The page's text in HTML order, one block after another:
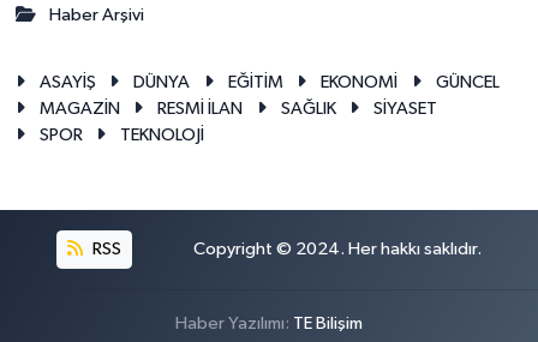
Haber Arşivi
ASAYİŞ DÜNYA EĞİTİM EKONOMİ
GÜNCEL
MAGAZİN
RESMİ İLAN SAĞLIK
SİYASET
SPOR
TEKNOLOJİ
RSS Copyright © 2024. Her hakkı saklıdır.
Haber Yazılımı: TE Bilişim